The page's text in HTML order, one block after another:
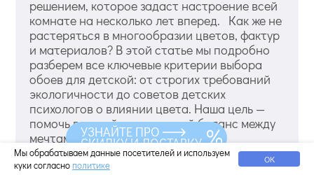
решением, которое задаст настроение всей
комнате на несколько лет вперед. Как же не
растеряться в многообразии цветов, фактур
и материалов? В этой статье мы подробно
разберем все ключевые критерии выбора
обоев для детской: от строгих требований
экологичности до советов детских
психологов о влиянии цвета. Наша цель —
помочь вам найти идеальный баланс между
мечтами вашего ребенка и вашими
представлениями о практичности и
безопасности. Критерий №1: Материал —
Мы обрабатываем данные посетителей и используем
куки согласно политике ОК
УЗНАЙТЕ ПРО
СКИДКУ И ДОСТАВКУ